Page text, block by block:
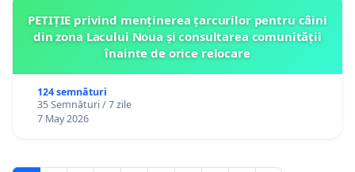
PETIȚIE privind menținerea țarcurilor pentru câini
din zona Lacului Noua și consultarea comunității
înainte de orice relocare
124 semnături
35 Semnături / 7 zile
7 May 2026